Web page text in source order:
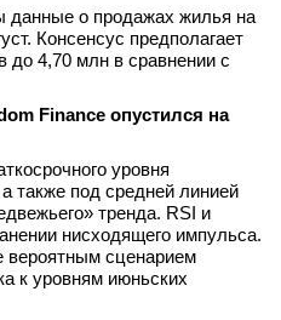
данные о продажах жилья на
Консенсус предполагает
до 4,70 млн в сравнении с
Finance опустился на
уровня
также под средней линией
тренда. RSI и
нисходящего импульса.
вероятным сценарием
к уровням июньских